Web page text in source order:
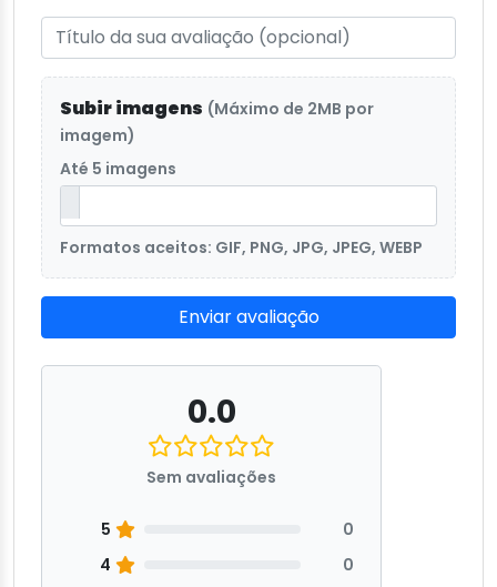
Subir imagens (Máximo de 2MB por
imagem)
Até 5 imagens
Formatos aceitos: GIF, PNG, JPG, JPEG, WEBP
Enviar avaliação
0.0
Sem avaliações
5
0
4
0